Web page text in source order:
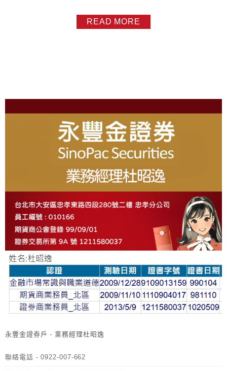
本人團隊創始整理 , 開放給客戶或永豐同仁取用資料可能會
因政策或法規而有變動 , 一律以...
READ MORE
永豐金證券戶 - 業務經理杜昭逸
聯絡電話 - 0922-007-662